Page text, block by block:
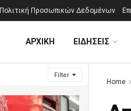
Filter
Πολιτική Προσωπικών Δεδομένων
ΑΡΧΙΚΗ ΕΙΔΗΣΕΙΣ
Home